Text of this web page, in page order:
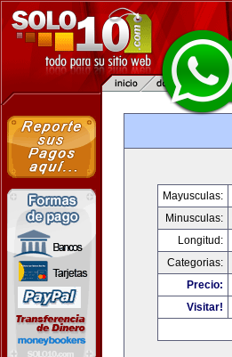
Mayusculas:
Minusculas:
Longitud:
Categorias:
Precio:
Visitar!